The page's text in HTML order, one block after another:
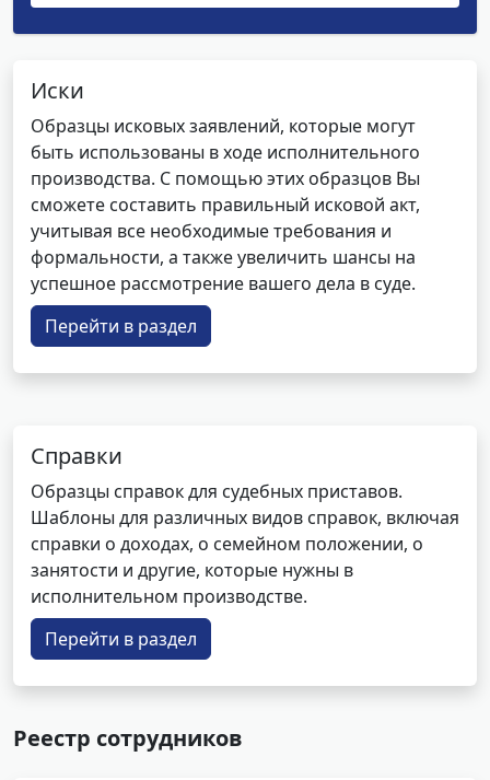
Иски
Образцы исковых заявлений, которые могут
быть использованы в ходе исполнительного
производства. С помощью этих образцов Вы
сможете составить правильный исковой акт,
учитывая все необходимые требования и
формальности, а также увеличить шансы на
успешное рассмотрение вашего дела в суде.
Перейти в раздел
Справки
Образцы справок для судебных приставов.
Шаблоны для различных видов справок, включая
справки о доходах, о семейном положении, о
занятости и другие, которые нужны в
исполнительном производстве.
Перейти в раздел
Реестр сотрудников